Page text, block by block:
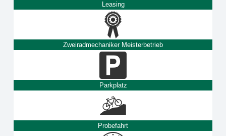
Leasing
Zweiradmechaniker Meisterbetrieb
Parkplatz
Probefahrt